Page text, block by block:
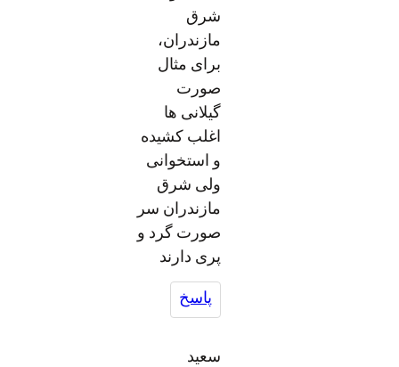
شرق
مازندران،
برای مثال
صورت
گیلانی ها
اغلب کشیده
و استخوانی
ولی شرق
مازندران سر
صورت گرد و
پری دارند
پاسخ
سعید